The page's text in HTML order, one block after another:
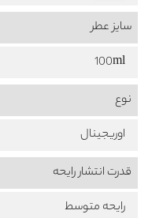
سایز عطر
100ml
نوع
اوریجینال
قدرت انتشار رایحه
رایحه متوسط